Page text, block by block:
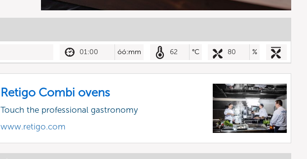
01:00 óó:mm 62 °C 80 %
Retigo Combi ovens
Touch the professional gastronomy
www.retigo.com